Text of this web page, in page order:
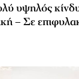
υψηλός
– Σε